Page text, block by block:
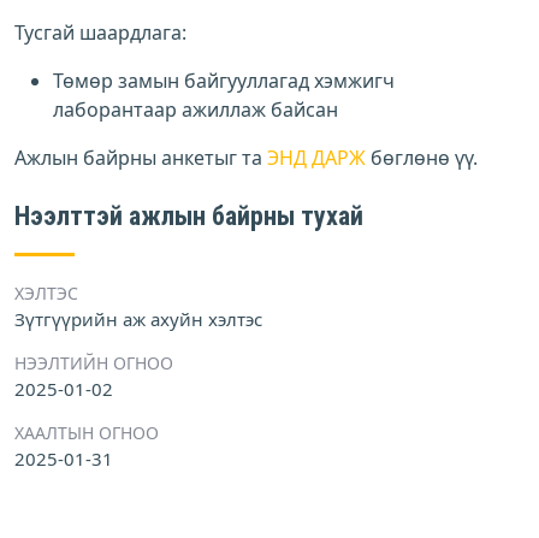
Тусгай шаардлага:
Төмөр замын байгууллагад хэмжигч
лаборантаар ажиллаж байсан
Ажлын байрны анкетыг та ЭНД ДАРЖ бөглөнө үү.
Нээлттэй ажлын байрны тухай
ХЭЛТЭС
Зүтгүүрийн аж ахуйн хэлтэс
НЭЭЛТИЙН ОГНОО
2025-01-02
ХААЛТЫН ОГНОО
2025-01-31